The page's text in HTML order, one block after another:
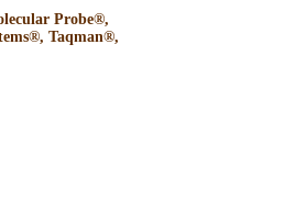
Probe®,
Taqman®,